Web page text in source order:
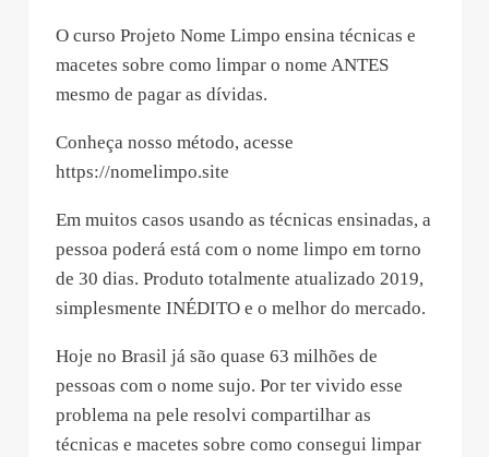
O curso Projeto Nome Limpo ensina técnicas e
macetes sobre como limpar o nome ANTES
mesmo de pagar as dívidas.
Conheça nosso método, acesse
https://nomelimpo.site
Em muitos casos usando as técnicas ensinadas, a
pessoa poderá está com o nome limpo em torno
de 30 dias. Produto totalmente atualizado 2019,
simplesmente INÉDITO e o melhor do mercado.
Hoje no Brasil já são quase 63 milhões de
pessoas com o nome sujo. Por ter vivido esse
problema na pele resolvi compartilhar as
técnicas e macetes sobre como consegui limpar